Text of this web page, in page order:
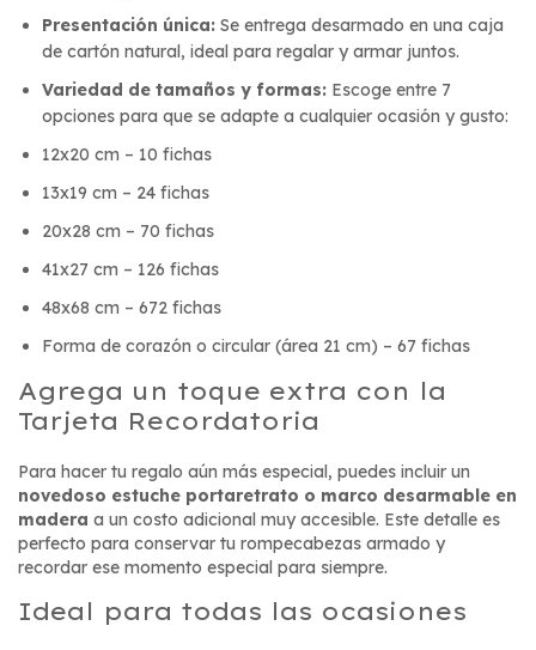
Presentación única: Se entrega desarmado en una caja
de cartón natural, ideal para regalar y armar juntos.
Variedad de tamaños y formas: Escoge entre 7
opciones para que se adapte a cualquier ocasión y gusto:
12x20 cm – 10 fichas
13x19 cm – 24 fichas
20x28 cm – 70 fichas
41x27 cm – 126 fichas
48x68 cm – 672 fichas
Forma de corazón o circular (área 21 cm) – 67 fichas
Agrega un toque extra con la
Tarjeta Recordatoria
Para hacer tu regalo aún más especial, puedes incluir un
novedoso estuche portaretrato o marco desarmable en
madera a un costo adicional muy accesible. Este detalle es
perfecto para conservar tu rompecabezas armado y
recordar ese momento especial para siempre.
Ideal para todas las ocasiones